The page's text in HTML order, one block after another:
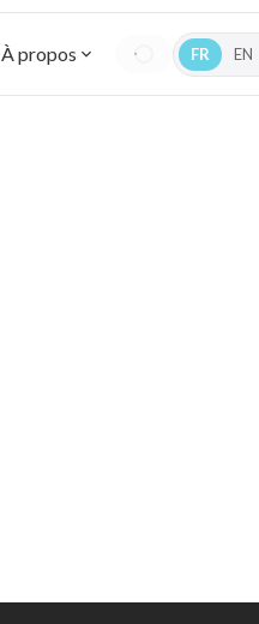
À propos FR EN